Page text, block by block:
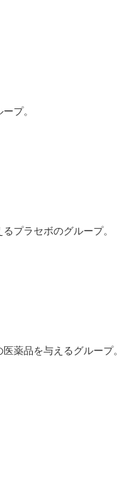
プ。
プラセボのグループ。
薬品を与えるグループ。